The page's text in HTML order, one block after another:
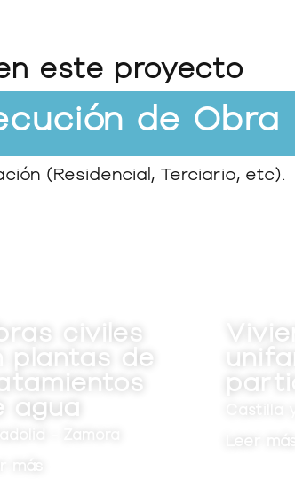
este proyecto
de Obra
(Residencial, Terciario, etc).
Viviendas
unifamiliares
particulares
Castilla y León - Madrid